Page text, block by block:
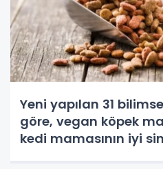
Yeni yapılan 31
göre, vegan köpek
kedi mamasının iyi